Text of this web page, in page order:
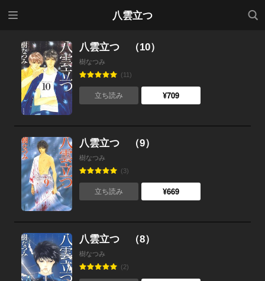
八雲立つ
検索
八雲立つ （10）
樹なつみ
(11)
立ち読み ¥709
八雲立つ （9）
樹なつみ
(3)
立ち読み ¥669
八雲立つ （8）
樹なつみ
(2)